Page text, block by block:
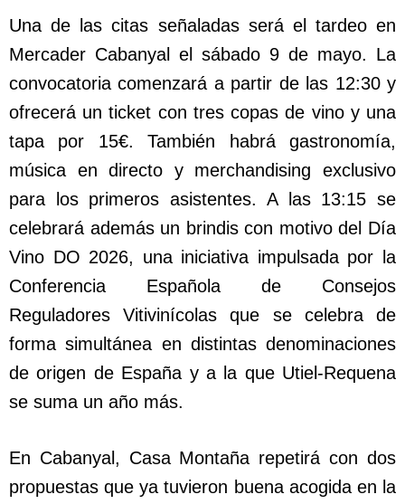
Una de las citas señaladas será el tardeo en
Mercader Cabanyal el sábado 9 de mayo. La
convocatoria comenzará a partir de las 12:30 y
ofrecerá un ticket con tres copas de vino y una
tapa por 15€. También habrá gastronomía,
música en directo y merchandising exclusivo
para los primeros asistentes. A las 13:15 se
celebrará además un brindis con motivo del Día
Vino DO 2026, una iniciativa impulsada por la
Conferencia Española de Consejos
Reguladores Vitivinícolas que se celebra de
forma simultánea en distintas denominaciones
de origen de España y a la que Utiel-Requena
se suma un año más.
En Cabanyal, Casa Montaña repetirá con dos
propuestas que ya tuvieron buena acogida en la